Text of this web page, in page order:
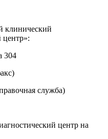
клинический
центр»:
304
служба)
центр на